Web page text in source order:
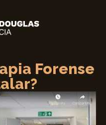
Forense